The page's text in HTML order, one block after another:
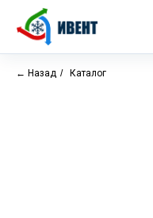
← Назад / Каталог